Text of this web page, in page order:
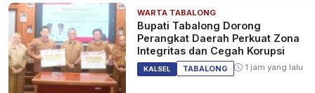
WARTA TABALONG
Bupati Tabalong Dorong
Perangkat Daerah Perkuat Zona
Integritas dan Cegah Korupsi
KALSEL TABALONG 1 jam yang lalu